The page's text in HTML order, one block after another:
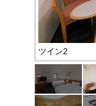
ツイン2